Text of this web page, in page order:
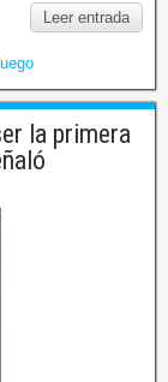
Leer entrada
la primera